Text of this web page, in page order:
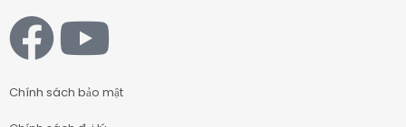
Chính sách bảo mật